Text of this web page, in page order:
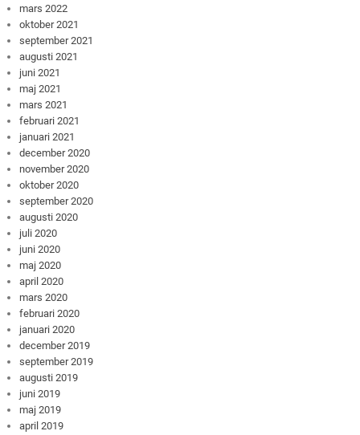
mars 2022
oktober 2021
september 2021
augusti 2021
juni 2021
maj 2021
mars 2021
februari 2021
januari 2021
december 2020
november 2020
oktober 2020
september 2020
augusti 2020
juli 2020
juni 2020
maj 2020
april 2020
mars 2020
februari 2020
januari 2020
december 2019
september 2019
augusti 2019
juni 2019
maj 2019
april 2019